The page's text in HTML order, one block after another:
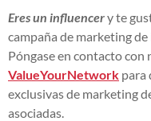
Eres un influencery te
campaña de marketing
Póngase en contacto con
ValueYourNetwork para
exclusivas de marketing
asociadas.